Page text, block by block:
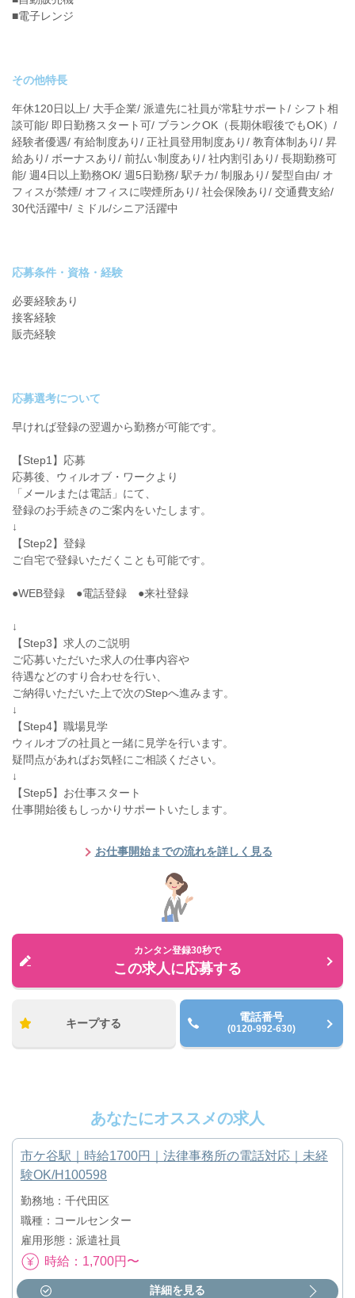
■電子レンジ
その他特長
年休120日以上/ 大手企業/ 派遣先に社員が常駐サポート/ シフト相
談可能/ 即日勤務スタート可/ ブランクOK（長期休暇後でもOK）/
経験者優遇/ 有給制度あり/ 正社員登用制度あり/ 教育体制あり/ 昇
給あり/ ボーナスあり/ 前払い制度あり/ 社内割引あり/ 長期勤務可
能/ 週4日以上勤務OK/ 週5日勤務/ 駅チカ/ 制服あり/ 髪型自由/ オ
フィスが禁煙/ オフィスに喫煙所あり/ 社会保険あり/ 交通費支給/
30代活躍中/ ミドル/シニア活躍中
応募条件・資格・経験
必要経験あり
接客経験
販売経験
応募選考について
早ければ登録の翌週から勤務が可能です。
【Step1】応募
応募後、ウィルオブ・ワークより
「メールまたは電話」にて、
登録のお手続きのご案内をいたします。
↓
【Step2】登録
ご自宅で登録いただくことも可能です。
●WEB登録 ●電話登録 ●来社登録
↓
【Step3】求人のご説明
ご応募いただいた求人の仕事内容や
待遇などのすり合わせを行い、
ご納得いただいた上で次のStepへ進みます。
↓
【Step4】職場見学
ウィルオブの社員と一緒に見学を行います。
疑問点があればお気軽にご相談ください。
↓
【Step5】お仕事スタート
仕事開始後もしっかりサポートいたします。
お仕事開始までの流れを詳しく見る
カンタン登録30秒で
この求人に応募する
キープする 電話番号
(0120-992-630)
あなたにオススメの求人
市ケ谷駅｜時給1700円｜法律事務所の電話対応｜未経
験OK/H100598
勤務地：千代田区
職種：コールセンター
雇用形態：派遣社員
時給：1,700円〜
詳細を見る